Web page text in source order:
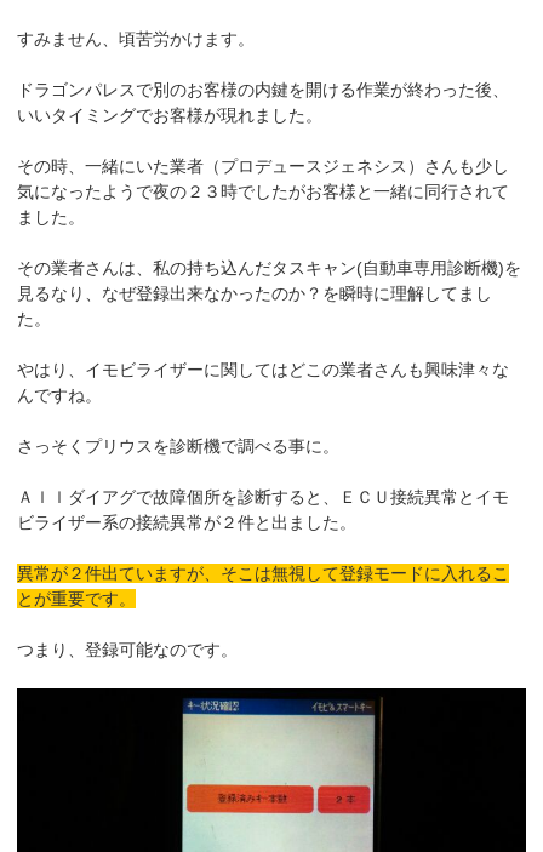
すみません、頃苦労かけます。
ドラゴンパレスで別のお客様の内鍵を開ける作業が終わった後、
いいタイミングでお客様が現れました。
その時、一緒にいた業者（プロデュースジェネシス）さんも少し
気になったようで夜の２３時でしたがお客様と一緒に同行されて
ました。
その業者さんは、私の持ち込んだタスキャン(自動車専用診断機)を
見るなり、なぜ登録出来なかったのか？を瞬時に理解してまし
た。
やはり、イモビライザーに関してはどこの業者さんも興味津々な
んですね。
さっそくプリウスを診断機で調べる事に。
Ａｌｌダイアグで故障個所を診断すると、ＥＣＵ接続異常とイモ
ビライザー系の接続異常が２件と出ました。
異常が２件出ていますが、そこは無視して登録モードに入れるこ
とが重要です。
つまり、登録可能なのです。